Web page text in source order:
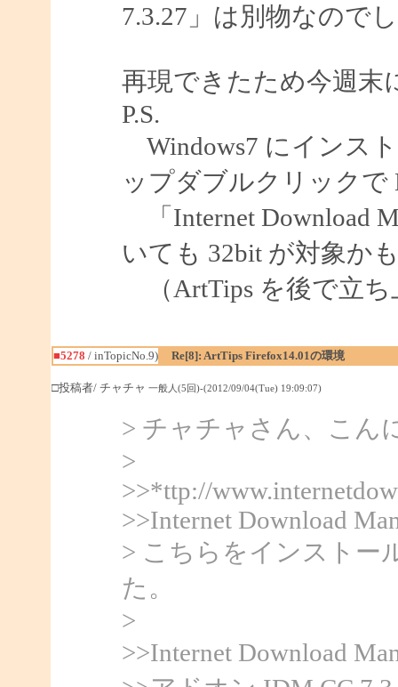
7.3.27」は別物なので
再現できたため今週末
P.S.
Windows7 にインス
ップダブルクリックで
「Internet Download
いても 32bit が対象か
（ArtTips を後で立
■5278 / inTopicNo.9) Re[8]: ArtTips Firefox14.01の環境
□投稿者/ チャチャ 一般人(5回)-(2012/09/04(Tue) 19:09:07)
> チャチャさん、こん
>
>>*ttp://
>>Internet Download
> こちらをインストー
た。
>
>>Internet Download